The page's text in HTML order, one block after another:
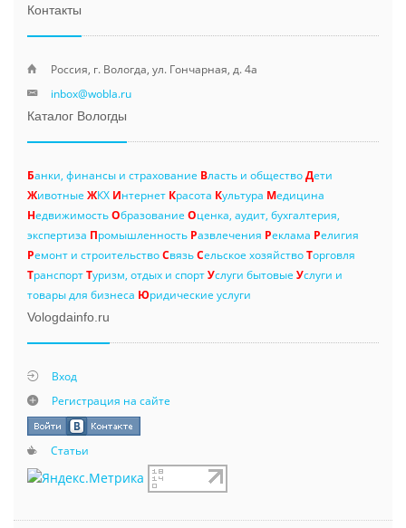
Контакты
Россия, г. Вологда, ул. Гончарная, д. 4а
inbox@wobla.ru
Каталог Вологды
Банки, финансы и страхование Власть и обществоДети
Животные ЖКХ Интернет Красота Культура Медицина
НедвижимостьОбразование Оценка, аудит, бухгалтерия,
экспертиза Промышленность Развлечения Реклама Религия
Ремонт и строительствоСвязьСельское хозяйствоТорговля
ТранспортТуризм, отдых и спортУслуги бытовые Услуги и
товары для бизнеса Юридические услуги
Vologdainfo.ru
Вход
Регистрация на сайте
Статьи